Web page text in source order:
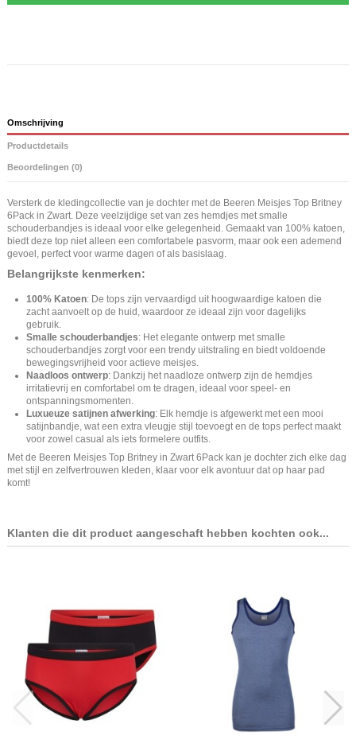
Omschrijving
Productdetails
Beoordelingen (0)
Versterk de kledingcollectie van je dochter met de Beeren Meisjes Top Britney
6Pack in Zwart. Deze veelzijdige set van zes hemdjes met smalle
schouderbandjes is ideaal voor elke gelegenheid. Gemaakt van 100% katoen,
biedt deze top niet alleen een comfortabele pasvorm, maar ook een ademend
gevoel, perfect voor warme dagen of als basislaag.
Belangrijkste kenmerken:
100% Katoen: De tops zijn vervaardigd uit hoogwaardige katoen die
zacht aanvoelt op de huid, waardoor ze ideaal zijn voor dagelijks
gebruik.
Smalle schouderbandjes: Het elegante ontwerp met smalle
schouderbandjes zorgt voor een trendy uitstraling en biedt voldoende
bewegingsvrijheid voor actieve meisjes.
Naadloos ontwerp: Dankzij het naadloze ontwerp zijn de hemdjes
irritatievrij en comfortabel om te dragen, ideaal voor speel- en
ontspanningsmomenten.
Luxueuze satijnen afwerking: Elk hemdje is afgewerkt met een mooi
satijnbandje, wat een extra vleugje stijl toevoegt en de tops perfect maakt
voor zowel casual als iets formelere outfits.
Met de Beeren Meisjes Top Britney in Zwart 6Pack kan je dochter zich elke dag
met stijl en zelfvertrouwen kleden, klaar voor elk avontuur dat op haar pad
komt!
Klanten die dit product aangeschaft hebben kochten ook...